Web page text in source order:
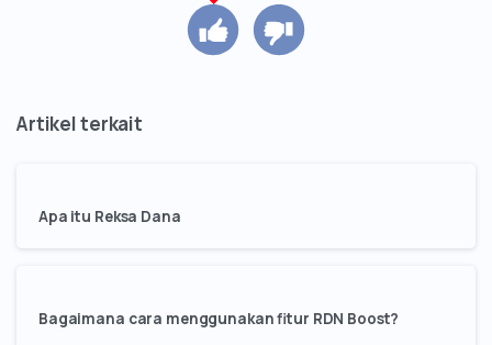
Apa itu Reksa Dana
Bagaimana cara menggunakan fitur RDN Boost?